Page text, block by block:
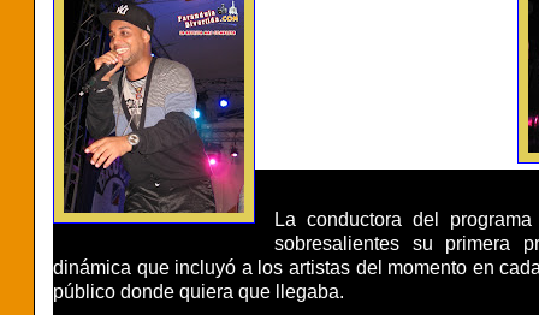
La conductora del
sobresalientes su primera
dinámica que incluyó a los artistas del momento en
público donde quiera que llegaba.